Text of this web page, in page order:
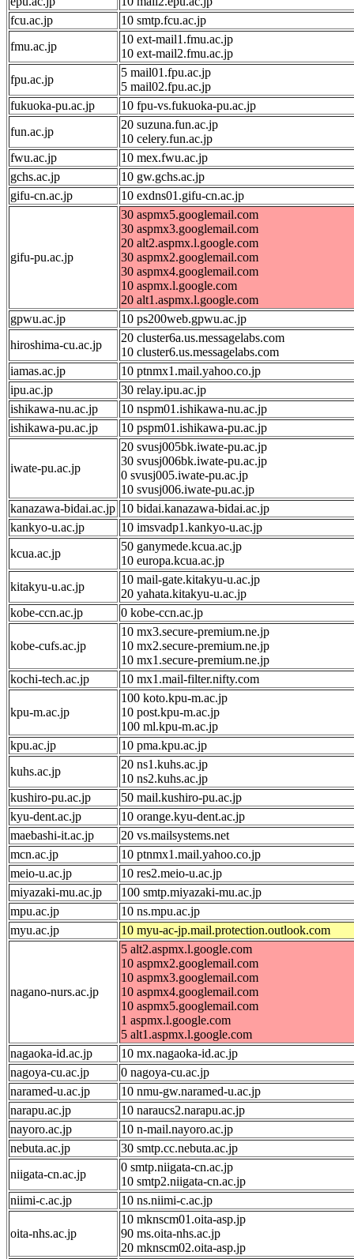
fcu.ac.jp
10 smtp.fcu.ac.jp
fmu.ac.jp
10 ext-mail1.fmu.ac.jp
10 ext-mail2.fmu.ac.jp
fpu.ac.jp
5 mail01.fpu.ac.jp
5 mail02.fpu.ac.jp
fukuoka-pu.ac.jp
10 fpu-vs.fukuoka-pu.ac.jp
fun.ac.jp
20 suzuna.fun.ac.jp
10 celery.fun.ac.jp
fwu.ac.jp
10 mex.fwu.ac.jp
gchs.ac.jp
10 gw.gchs.ac.jp
gifu-cn.ac.jp
10 exdns01.gifu-cn.ac.jp
gifu-pu.ac.jp
30 aspmx5.googlemail.com
30 aspmx3.googlemail.com
20 alt2.aspmx.l.google.com
30 aspmx2.googlemail.com
30 aspmx4.googlemail.com
10 aspmx.l.google.com
20 alt1.aspmx.l.google.com
gpwu.ac.jp
10 ps200web.gpwu.ac.jp
hiroshima-cu.ac.jp
20 cluster6a.us.messagelabs.com
10 cluster6.us.messagelabs.com
iamas.ac.jp
10 ptnmx1.mail.yahoo.co.jp
ipu.ac.jp
30 relay.ipu.ac.jp
ishikawa-nu.ac.jp
10 nspm01.ishikawa-nu.ac.jp
ishikawa-pu.ac.jp
10 pspm01.ishikawa-pu.ac.jp
iwate-pu.ac.jp
20 svusj005bk.iwate-pu.ac.jp
30 svusj006bk.iwate-pu.ac.jp
0 svusj005.iwate-pu.ac.jp
10 svusj006.iwate-pu.ac.jp
kanazawa-bidai.ac.jp 10 bidai.kanazawa-bidai.ac.jp
kankyo-u.ac.jp
10 imsvadp1.kankyo-u.ac.jp
kcua.ac.jp
50 ganymede.kcua.ac.jp
10 europa.kcua.ac.jp
kitakyu-u.ac.jp
10 mail-gate.kitakyu-u.ac.jp
20 yahata.kitakyu-u.ac.jp
kobe-ccn.ac.jp
0 kobe-ccn.ac.jp
kobe-cufs.ac.jp
10 mx3.secure-premium.ne.jp
10 mx2.secure-premium.ne.jp
10 mx1.secure-premium.ne.jp
kochi-tech.ac.jp
10 mx1.mail-filter.nifty.com
kpu-m.ac.jp
100 koto.kpu-m.ac.jp
10 post.kpu-m.ac.jp
100 ml.kpu-m.ac.jp
kpu.ac.jp
10 pma.kpu.ac.jp
kuhs.ac.jp
20 ns1.kuhs.ac.jp
10 ns2.kuhs.ac.jp
kushiro-pu.ac.jp
50 mail.kushiro-pu.ac.jp
kyu-dent.ac.jp
10 orange.kyu-dent.ac.jp
maebashi-it.ac.jp
20 vs.mailsystems.net
mcn.ac.jp
10 ptnmx1.mail.yahoo.co.jp
meio-u.ac.jp
10 res2.meio-u.ac.jp
miyazaki-mu.ac.jp
100 smtp.miyazaki-mu.ac.jp
mpu.ac.jp
10 ns.mpu.ac.jp
myu.ac.jp
10 myu-ac-jp.mail.protection.outlook.com
nagano-nurs.ac.jp
5 alt2.aspmx.l.google.com
10 aspmx2.googlemail.com
10 aspmx3.googlemail.com
10 aspmx4.googlemail.com
10 aspmx5.googlemail.com
1 aspmx.l.google.com
5 alt1.aspmx.l.google.com
nagaoka-id.ac.jp
10 mx.nagaoka-id.ac.jp
nagoya-cu.ac.jp
0 nagoya-cu.ac.jp
naramed-u.ac.jp
10 nmu-gw.naramed-u.ac.jp
narapu.ac.jp
10 naraucs2.narapu.ac.jp
nayoro.ac.jp
10 n-mail.nayoro.ac.jp
nebuta.ac.jp
30 smtp.cc.nebuta.ac.jp
niigata-cn.ac.jp
0 smtp.niigata-cn.ac.jp
10 smtp2.niigata-cn.ac.jp
niimi-c.ac.jp
10 ns.niimi-c.ac.jp
oita-nhs.ac.jp
10 mknscm01.oita-asp.jp
90 ms.oita-nhs.ac.jp
20 mknscm02.oita-asp.jp